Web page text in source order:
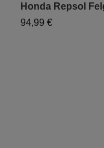
Honda Repsol
94,99 €